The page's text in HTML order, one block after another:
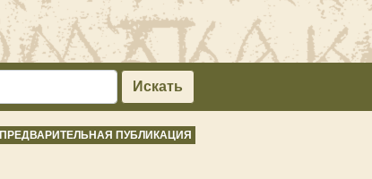
Искать
ПРЕДВАРИТЕЛЬНАЯ ПУБЛИКАЦИЯ